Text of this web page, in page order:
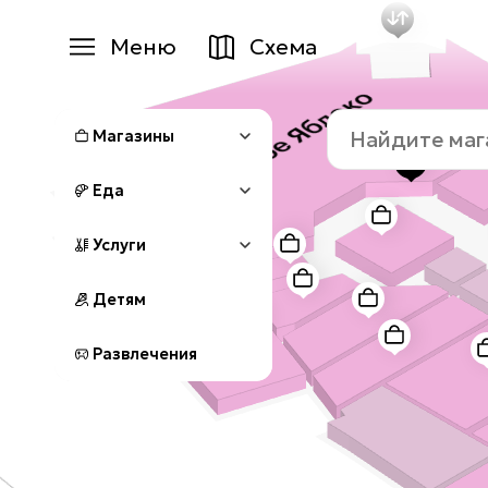
Меню Схема
Магазины
Еда
Услуги
Найдите
магазин,
ресторан
или
услугу:
Магазины
Еда
Услуги
Детям
Развлечения